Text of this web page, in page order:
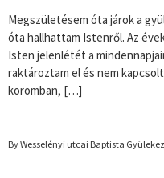
Megszületésem óta járok a
óta hallhattam Istenről. Az
Isten jelenlétét a
raktároztam el és nem
koromban, […]
By Wesselényi utcai Baptista